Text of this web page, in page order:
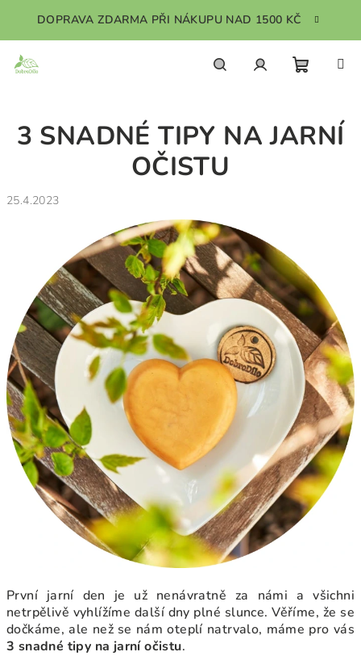
obsah
DOPRAVA ZDARMA PŘI NÁKUPU NAD 1500 KČ
košík
3 SNADNÉ TIPY NA JARNÍ
OČISTU
25.4.2023
První jarní den je už nenávratně za námi a všichni
netrpělivě vyhlížíme další dny plné slunce. Věříme, že se
dočkáme, ale než se nám oteplí natrvalo, máme pro vás
3 snadné tipy na jarní očistu.